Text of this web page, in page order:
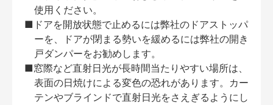
使用ください。
■ドアを開放状態で止めるには弊社のドアストッパ
ーを、ドアが閉まる勢いを緩めるには弊社の開き
戸ダンパーをお勧めします。
■窓際など直射日光が長時間当たりやすい場所は、
表面の日焼けによる変色の恐れがあります。カー
テンやブラインドで直射日光をさえぎるようにし